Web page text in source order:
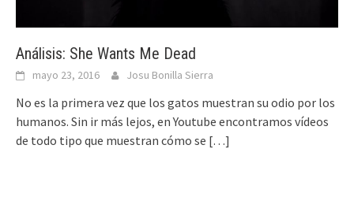
Análisis: She Wants Me Dead
mayo 23, 2016 Josu Bonilla Sierra
No es la primera vez que los gatos muestran su odio por los
humanos. Sin ir más lejos, en Youtube encontramos vídeos
de todo tipo que muestran cómo se […]